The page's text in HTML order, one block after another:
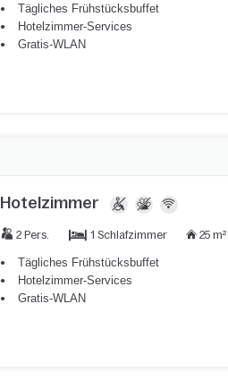
Tägliches Frühstücksbuffet
Hotelzimmer-Services
Gratis-WLAN
Hotelzimmer
2 Pers. 1 Schlafzimmer 25 m²
Tägliches Frühstücksbuffet
Hotelzimmer-Services
Gratis-WLAN